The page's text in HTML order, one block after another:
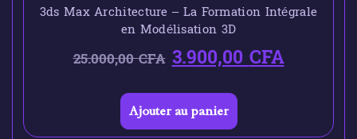
3ds Max Architecture – La Formation Intégrale
en Modélisation 3D
25.000,00CFA 3.900,00CFA
Ajouter au panier